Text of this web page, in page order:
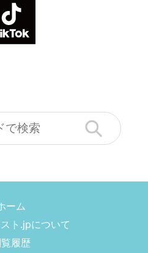
ーム
ト.jpについて
履歴